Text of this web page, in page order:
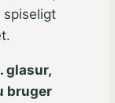
spiseligt
glasur,
bruger